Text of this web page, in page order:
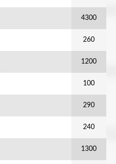
4300
260
1200
100
290
240
1300